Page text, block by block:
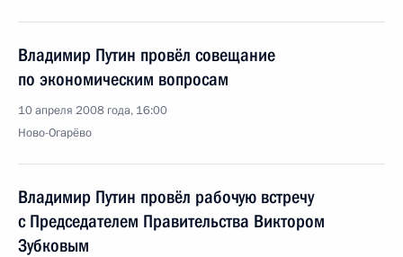
Владимир Путин провёл совещание
по экономическим вопросам
10 апреля 2008 года, 16:00
Ново-Огарёво
Владимир Путин провёл рабочую встречу
с Председателем Правительства Виктором
Зубковым